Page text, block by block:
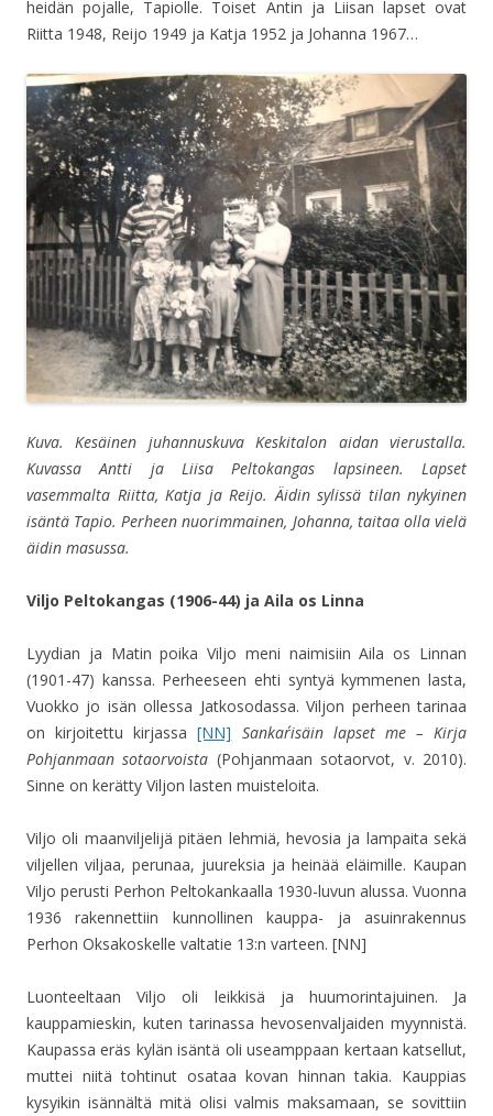
heidän pojalle, Tapiolle. Toiset Antin ja Liisan lapset ovat
Riitta 1948, Reijo 1949 ja Katja 1952 ja Johanna 1967…
Kuva. Kesäinen juhannuskuva Keskitalon aidan vierustalla.
Kuvassa Antti ja Liisa Peltokangas lapsineen. Lapset
vasemmalta Riitta, Katja ja Reijo. Äidin sylissä tilan nykyinen
isäntä Tapio. Perheen nuorimmainen, Johanna, taitaa olla vielä
äidin masussa.
Viljo Peltokangas (1906-44) ja Aila os Linna
Lyydian ja Matin poika Viljo meni naimisiin Aila os Linnan
(1901-47) kanssa. Perheeseen ehti syntyä kymmenen lasta,
Vuokko jo isän ollessa Jatkosodassa. Viljon perheen tarinaa
on kirjoitettu kirjassa[NN] Sankar´isäin lapset me – Kirja
Pohjanmaan sotaorvoista (Pohjanmaan sotaorvot, v. 2010).
Sinne on kerätty Viljon lasten muisteloita.
Viljo oli maanviljelijä pitäen lehmiä, hevosia ja lampaita sekä
viljellen viljaa, perunaa, juureksia ja heinää eläimille. Kaupan
Viljo perusti Perhon Peltokankaalla 1930-luvun alussa. Vuonna
1936 rakennettiin kunnollinen kauppa- ja asuinrakennus
Perhon Oksakoskelle valtatie 13:n varteen. [NN]
Luonteeltaan Viljo oli leikkisä ja huumorintajuinen. Ja
kauppamieskin, kuten tarinassa hevosenvaljaiden myynnistä.
Kaupassa eräs kylän isäntä oli useamppaan kertaan katsellut,
muttei niitä tohtinut osataa kovan hinnan takia. Kauppias
kysyikin isännältä mitä olisi valmis maksamaan, se sovittiin